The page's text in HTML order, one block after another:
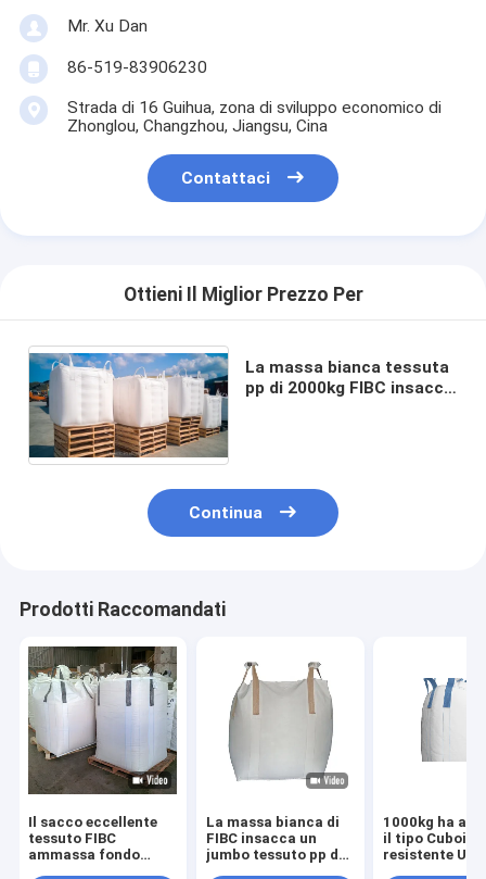
Mr. Xu Dan
86-519-83906230
Strada di 16 Guihua, zona di sviluppo economico di
Zhonglou, Changzhou, Jiangsu, Cina
Contattaci
Ottieni Il Miglior Prezzo Per
La massa bianca tessuta
pp di 2000kg FIBC insacca
Continua
Prodotti Raccomandati
Il sacco eccellente
tessuto FIBC
ammassa fondo
La massa bianca di
FIBC insacca un
jumbo tessuto pp da
1000kg ha
il tipo Cuboid
resistente UV